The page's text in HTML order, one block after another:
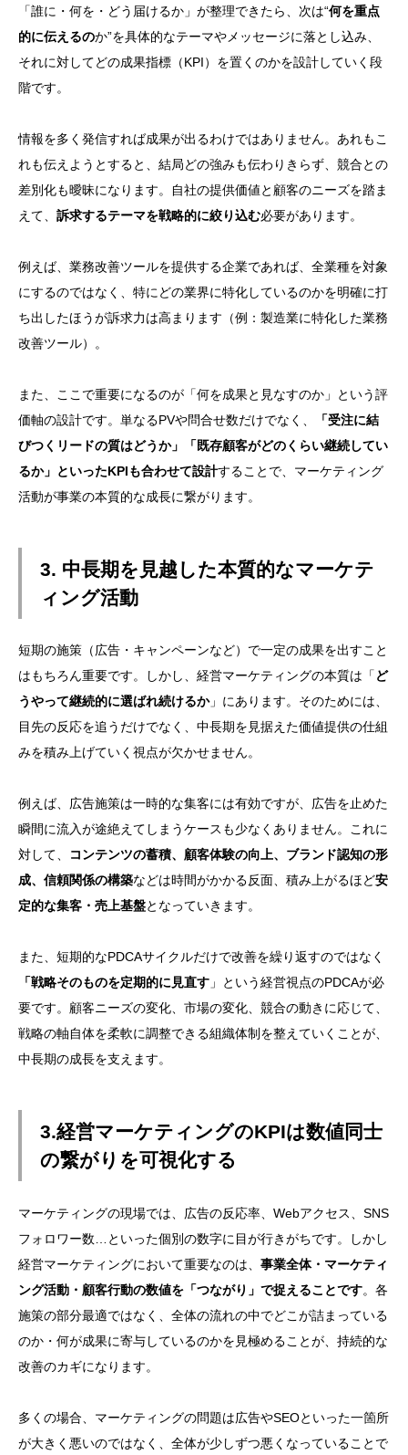
「誰に・何を・どう届けるか」が整理できたら、次は“何を重点
的に伝えるのか”を具体的なテーマやメッセージに落とし込み、
それに対してどの成果指標（KPI）を置くのかを設計していく段
階です。
情報を多く発信すれば成果が出るわけではありません。あれもこ
れも伝えようとすると、結局どの強みも伝わりきらず、競合との
差別化も曖昧になります。自社の提供価値と顧客のニーズを踏ま
えて、 訴求するテーマを戦略的に絞り込む必要があります。
例えば、業務改善ツールを提供する企業であれば、全業種を対象
にするのではなく、特にどの業界に特化しているのかを明確に打
ち出したほうが訴求力は高まります（例：製造業に特化した業務
改善ツール）。
また、ここで重要になるのが「何を成果と見なすのか」という評
価軸の設計です。単なるPVや問合せ数だけでなく、
「受注に結
びつくリードの質はどうか」「既存顧客がどのくらい継続してい
るか」といったKPIも合わせて設計することで、マーケティング
活動が事業の本質的な成長に繋がります。
3. 中長期を見越した本質的なマーケテ
ィング活動
短期の施策（広告・キャンペーンなど）で一定の成果を出すこと
はもちろん重要です。しかし、経営マーケティングの本質は「 ど
うやって継続的に選ばれ続けるか」にあります。そのためには、
目先の反応を追うだけでなく、中長期を見据えた価値提供の仕組
みを積み上げていく視点が欠かせません。
例えば、広告施策は一時的な集客には有効ですが、広告を止めた
瞬間に流入が途絶えてしまうケースも少なくありません。これに
対して、
コンテンツの蓄積、顧客体験の向上、ブランド認知の形
成、信頼関係の構築などは時間がかかる反面、積み上がるほど安
定的な集客・売上基盤となっていきます。
また、短期的なPDCAサイクルだけで改善を繰り返すのではなく
「戦略そのものを定期的に見直す 」という経営視点のPDCAが必
要です。顧客ニーズの変化、市場の変化、競合の動きに応じて、
戦略の軸自体を柔軟に調整できる組織体制を整えていくことが、
中長期の成長を支えます。
3.経営マーケティングのKPIは数値同士
の繋がりを可視化する
マーケティングの現場では、広告の反応率、Webアクセス、SNS
フォロワー数…といった個別の数字に目が行きがちです。しかし
経営マーケティングにおいて重要なのは、 事業全体・マーケティ
ング活動・顧客行動の数値を「つながり」で捉えることです。各
施策の部分最適ではなく、全体の流れの中でどこが詰まっている
のか・何が成果に寄与しているのかを見極めることが、持続的な
改善のカギになります。
多くの場合、マーケティングの問題は広告やSEOといった一箇所
が大きく悪いのではなく、全体が少しずつ悪くなっていることで